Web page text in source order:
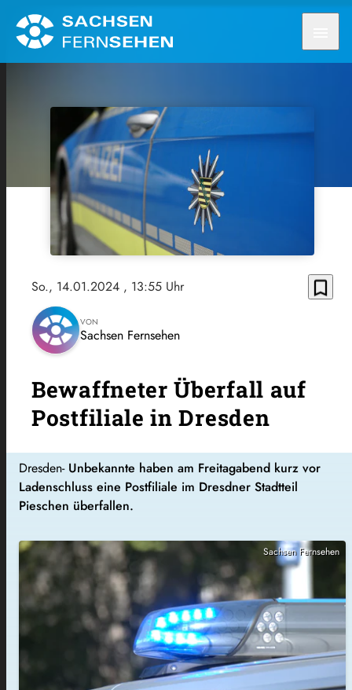
So., 14.01.2024 , 13:55 Uhr bookmark_border
VON
Sachsen Fernsehen
Bewaffneter Überfall auf
Postfiliale in Dresden
Dresden- Unbekannte haben am Freitagabend kurz vor
Ladenschluss eine Postfiliale im Dresdner Stadtteil
Pieschen überfallen.
Sachsen Fernsehen